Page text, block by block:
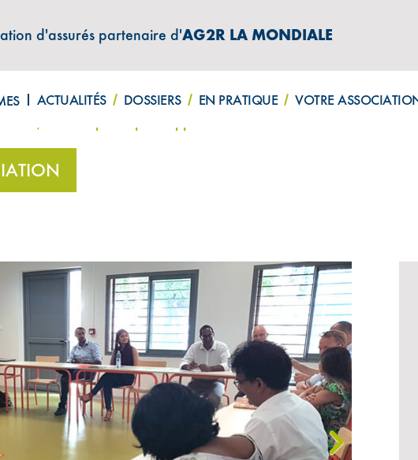
d'assurés partenaire d'AG2R LA MONDIALE
ACTUALITÉS DOSSIERS EN PRATIQUE VOTRE
"AMPHITÉA INFOS"